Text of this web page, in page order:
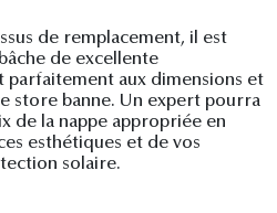
de remplacement, il est
de excellente
aux dimensions et
store banne. Un expert pourra
de la nappe appropriée en
esthétiques et de vos
solaire.